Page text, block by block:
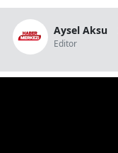
Aysel Aksu
Editor